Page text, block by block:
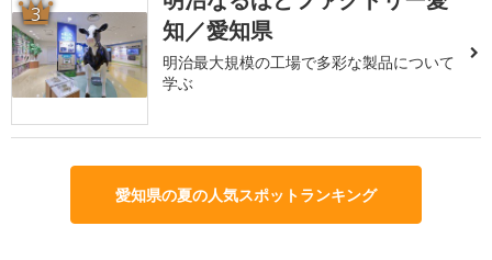
3
知／愛知県
明治最大規模の工場で多彩な製品について
学ぶ
愛知県の夏の人気スポットランキング